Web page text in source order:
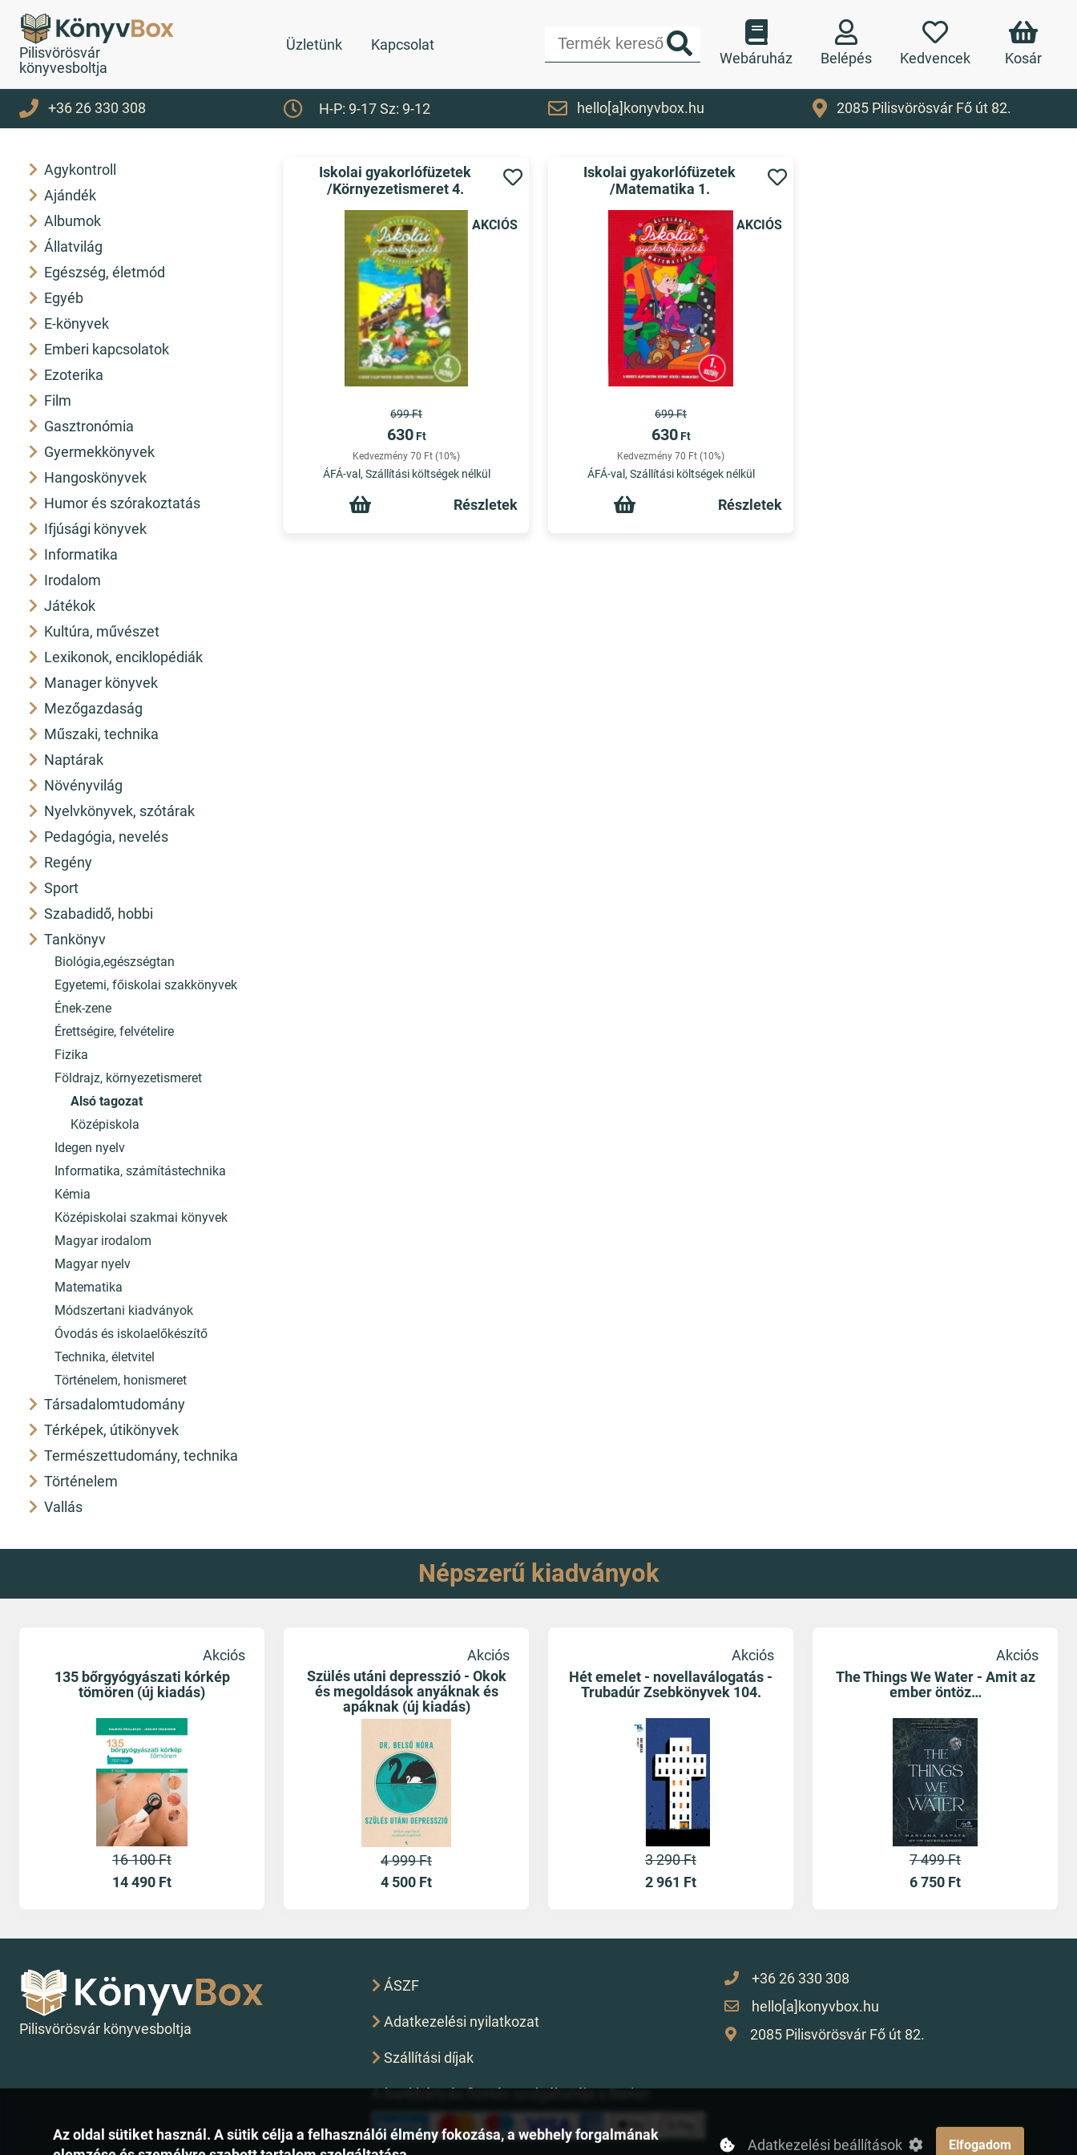
Pilisvörösvár
könyvesboltja
Üzletünk
Kapcsolat
Webáruház
Belépés Kedvencek Kosár
+36 26 330 308 H-P: 9-17 Sz: 9-12 hello[a]konyvbox.hu 2085 Pilisvörösvár Fő út 82.
Agykontroll
Ajándék
Albumok
Állatvilág
Egészség, életmód
Egyéb
E-könyvek
Emberi kapcsolatok
Ezoterika
Film
Gasztronómia
Gyermekkönyvek
Hangoskönyvek
Humor és szórakoztatás
Ifjúsági könyvek
Informatika
Irodalom
Játékok
Kultúra, művészet
Lexikonok, enciklopédiák
Manager könyvek
Mezőgazdaság
Műszaki, technika
Naptárak
Növényvilág
Nyelvkönyvek, szótárak
Pedagógia, nevelés
Regény
Sport
Szabadidő, hobbi
Tankönyv
Biológia,egészségtan
Egyetemi, főiskolai szakkönyvek
Ének-zene
Érettségire, felvételire
Fizika
Földrajz, környezetismeret
Alsó tagozat
Középiskola
Idegen nyelv
Informatika, számítástechnika
Kémia
Középiskolai szakmai könyvek
Magyar irodalom
Magyar nyelv
Matematika
Módszertani kiadványok
Óvodás és iskolaelőkészítő
Technika, életvitel
Történelem, honismeret
Társadalomtudomány
Térképek, útikönyvek
Természettudomány, technika
Történelem
Vallás
AKCIÓS
Iskolai gyakorlófüzetek
/Környezetismeret 4.
699 Ft
630 Ft
Kedvezmény 70 Ft (10%)
ÁFÁ-val, Szállítási költségek nélkül
Részletek
AKCIÓS
Iskolai gyakorlófüzetek
/Matematika 1.
699 Ft
630 Ft
Kedvezmény 70 Ft (10%)
ÁFÁ-val, Szállítási költségek nélkül
Részletek
Népszerű kiadványok
135 bőrgyógyászati kórkép
tömören (új kiadás)
Akciós
16 100 Ft
14 490 Ft
Szülés utáni depresszió - Okok
és megoldások anyáknak és
apáknak (új kiadás)
Akciós
4 999 Ft
4 500 Ft
Hét emelet - novellaválogatás -
Trubadúr Zsebkönyvek 104.
Akciós
3 290 Ft
2 961 Ft
The Things We Water - Amit az
ember öntöz…
Akciós
7 499 Ft
6 750 Ft
Pilisvörösvár könyvesboltja
ÁSZF
Adatkezelési nyilatkozat
Szállítási díjak
A bankkártyás fizetés szolgáltatója a Barion
+36 26 330 308
hello[a]konyvbox.hu
2085 Pilisvörösvár Fő út 82.
Az oldal sütiket használ. A sütik célja a felhasználói élmény fokozása, a webhely forgalmának
elemzése és személyre szabott tartalom szolgáltatása
Adatkezelési beállítások Elfogadom